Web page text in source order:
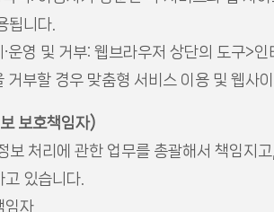
됩니다.
운영 및 거부: 웹브라우저 상단의 도구>
부할 경우 맞춤형 서비스 이용 및 웹사
보호책임자)
처리에 관한 업무를 총괄해서 책임지
있습니다.
임자